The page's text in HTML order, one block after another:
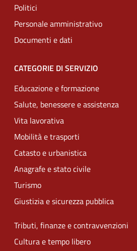
Politici
Personale amministrativo
Documenti e dati
CATEGORIE DI SERVIZIO
Educazione e formazione
Salute, benessere e assistenza
Vita lavorativa
Mobilità e trasporti
Catasto e urbanistica
Anagrafe e stato civile
Turismo
Giustizia e sicurezza pubblica
Tributi, finanze e contravvenzioni
Cultura e tempo libero